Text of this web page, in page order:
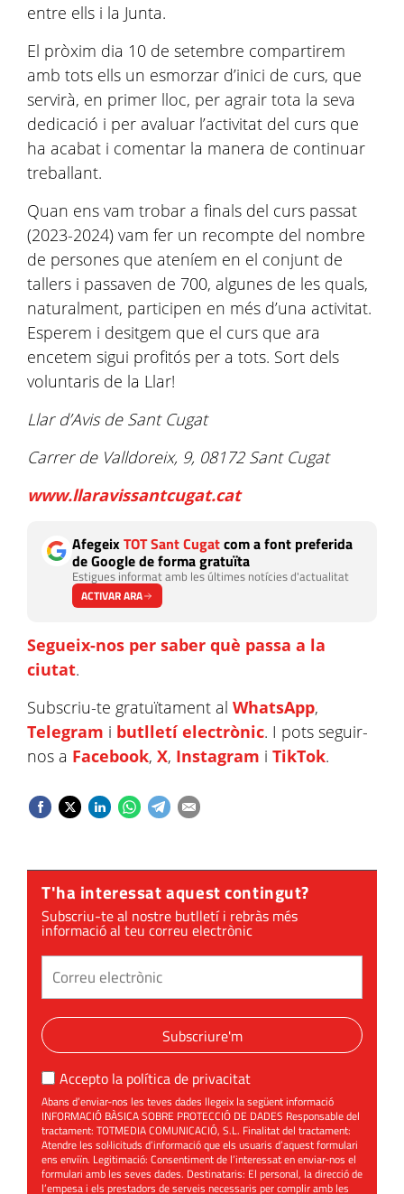
entre ells i la Junta.
El pròxim dia 10 de setembre compartirem
amb tots ells un esmorzar d’inici de curs, que
servirà, en primer lloc, per agrair tota la seva
dedicació i per avaluar l’activitat del curs que
ha acabat i comentar la manera de continuar
treballant.
Quan ens vam trobar a finals del curs passat
(2023-2024) vam fer un recompte del nombre
de persones que ateníem en el conjunt de
tallers i passaven de 700, algunes de les quals,
naturalment, participen en més d’una activitat.
Esperem i desitgem que el curs que ara
encetem sigui profitós per a tots. Sort dels
voluntaris de la Llar!
Llar d’Avis de Sant Cugat
Carrer de Valldoreix, 9, 08172 Sant Cugat
www.llaravissantcugat.cat
AfegeixTOT Sant Cugatcom a font preferida
de Google de forma gratuïta
Estigues informat amb les últimes notícies d'actualitat
ACTIVAR ARA
Segueix-nos per saber què passa a la
ciutat.
Subscriu-te gratuïtament al WhatsApp,
Telegram i butlletí electrònic. I pots seguir-
nos a Facebook, X, Instagram i TikTok.
T'ha interessat aquest contingut?
Subscriu-te al nostre butlletí i rebràs més
informació al teu correu electrònic
Subscriure'm
Accepto la política de privacitat
Abans d’enviar-nos les teves dades llegeix la següent informació
INFORMACIÓ BÀSICA SOBRE PROTECCIÓ DE DADES Responsable del
tractament: TOTMEDIA COMUNICACIÓ, S.L. Finalitat del tractament:
Atendre les sol·licituds d’informació que els usuaris d’aquest formulari
ens enviïn. Legitimació: Consentiment de l’interessat en enviar-nos el
formulari amb les seves dades. Destinataris: El personal, la direcció de
l’empesa i els prestadors de serveis necessaris per complir amb les